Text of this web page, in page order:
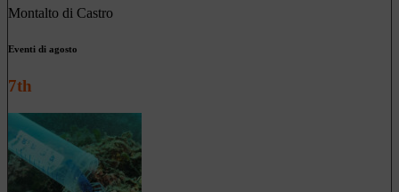
Montalto di Castro
Eventi di agosto
7th